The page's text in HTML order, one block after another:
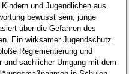
und Jugendlichen aus.
bewusst sein, junge
über die Gefahren des
Ein wirksamer Jugendschutz
Reglementierung und
und sachlicher Umgang mit dem